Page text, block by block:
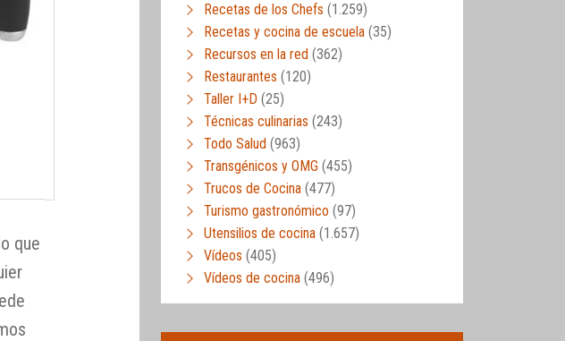
que
Recetas de los Chefs (1.259)
Recetas y cocina de escuela (35)
Recursos en la red (362)
Restaurantes (120)
Taller I+D (25)
Técnicas culinarias (243)
Todo Salud (963)
Transgénicos y OMG (455)
Trucos de Cocina (477)
Turismo gastronómico (97)
Utensilios de cocina (1.657)
Vídeos (405)
Vídeos de cocina (496)